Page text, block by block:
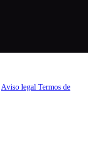
Aviso legal Termos de